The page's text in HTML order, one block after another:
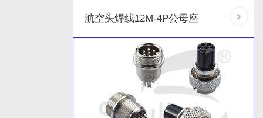
航空头焊线12M-4P公母座